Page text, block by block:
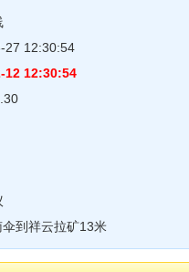
27 12:30:54
12 12:30:54
到祥云拉矿13米